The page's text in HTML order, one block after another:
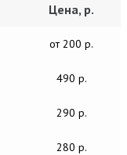
Цена, р.
от 200 р.
490 р.
290 р.
280 р.